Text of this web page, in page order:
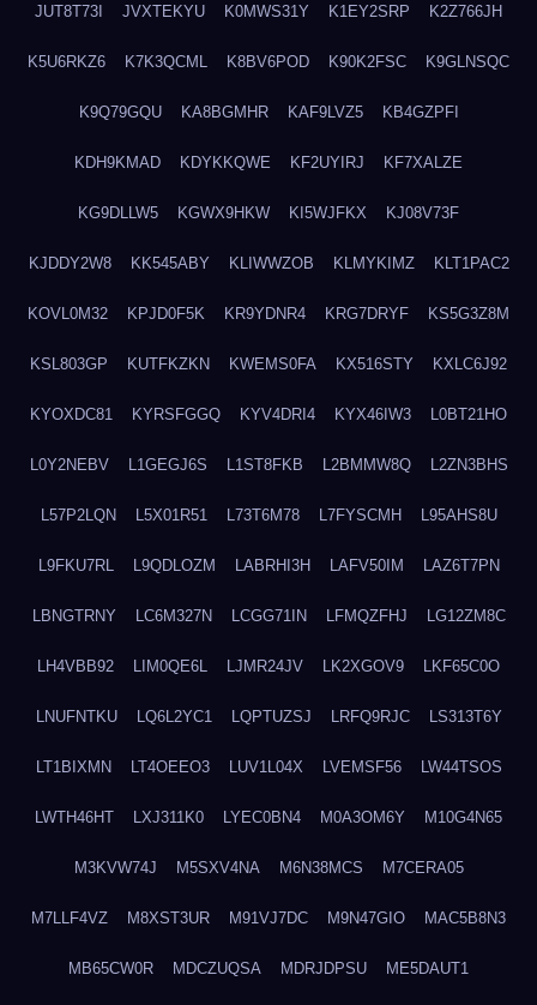
JUT8T73I JVXTEKYU K0MWS31Y K1EY2SRP K2Z766JH
K5U6RKZ6 K7K3QCML K8BV6POD K90K2FSC K9GLNSQC
K9Q79GQU KA8BGMHR KAF9LVZ5 KB4GZPFI
KDH9KMAD KDYKKQWE KF2UYIRJ KF7XALZE
KG9DLLW5 KGWX9HKW KI5WJFKX KJ08V73F
KJDDY2W8 KK545ABY KLIWWZOB KLMYKIMZ KLT1PAC2
KOVL0M32 KPJD0F5K KR9YDNR4 KRG7DRYF KS5G3Z8M
KSL803GP KUTFKZKN KWEMS0FA KX516STY KXLC6J92
KYOXDC81 KYRSFGGQ KYV4DRI4 KYX46IW3 L0BT21HO
L0Y2NEBV L1GEGJ6S L1ST8FKB L2BMMW8Q L2ZN3BHS
L57P2LQN L5X01R51 L73T6M78 L7FYSCMH L95AHS8U
L9FKU7RL L9QDLOZM LABRHI3H LAFV50IM LAZ6T7PN
LBNGTRNY LC6M327N LCGG71IN LFMQZFHJ LG12ZM8C
LH4VBB92 LIM0QE6L LJMR24JV LK2XGOV9 LKF65C0O
LNUFNTKU LQ6L2YC1 LQPTUZSJ LRFQ9RJC LS313T6Y
LT1BIXMN LT4OEEO3 LUV1L04X LVEMSF56 LW44TSOS
LWTH46HT LXJ311K0 LYEC0BN4 M0A3OM6Y M10G4N65
M3KVW74J M5SXV4NA M6N38MCS M7CERA05
M7LLF4VZ M8XST3UR M91VJ7DC M9N47GIO MAC5B8N3
MB65CW0R MDCZUQSA MDRJDPSU ME5DAUT1